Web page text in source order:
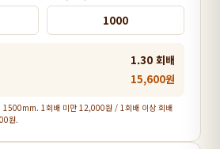
1.30 회배
15,600원
1회배 미만 12,000원 / 1회배 이상 회배
원.